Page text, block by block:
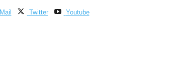
Mail Twitter
Youtube